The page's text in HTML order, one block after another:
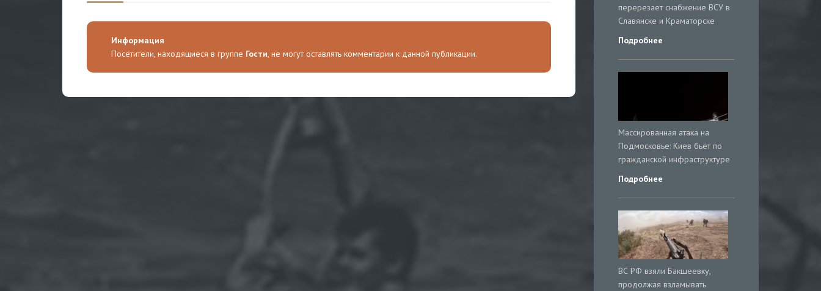
Информация
Посетители, находящиеся в группе Гости, не могут оставлять комментарии к данной публикации.
перерезает снабжение ВСУ в
Славянске и Краматорске
Подробнее
Массированная атака на
Подмосковье: Киев бьёт по
гражданской инфраструктуре
Подробнее
ВС РФ взяли Бакшеевку,
продолжая взламывать